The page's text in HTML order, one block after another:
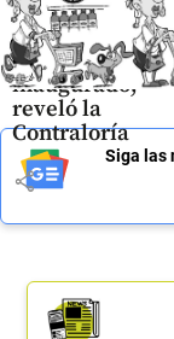
dos años
después no
ha sido
inaugurado,
reveló la
Contraloría
share
Siga las